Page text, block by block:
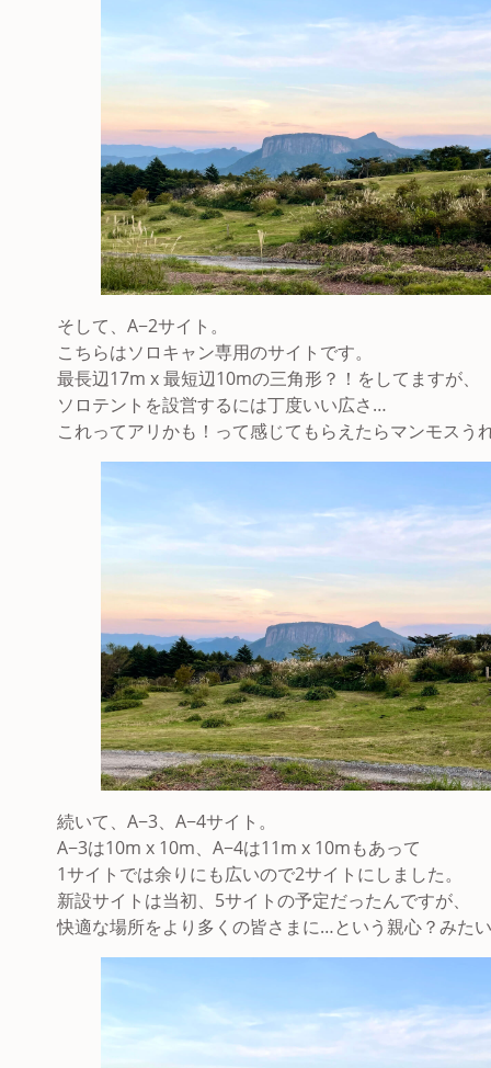
そして、A−2サイト。
こちらはソロキャン専用のサイトです。
最長辺17m x 最短辺10mの三角形？！をしてますが、
ソロテントを設営するには丁度いい広さ…
これってアリかも！って感じてもらえたらマンモスう
続いて、A−3、A−4サイト。
A−3は10m x 10m、A−4は11m x 10mもあって
1サイトでは余りにも広いので2サイトにしました。
新設サイトは当初、5サイトの予定だったんですが、
快適な場所をより多くの皆さまに…という親心？みた